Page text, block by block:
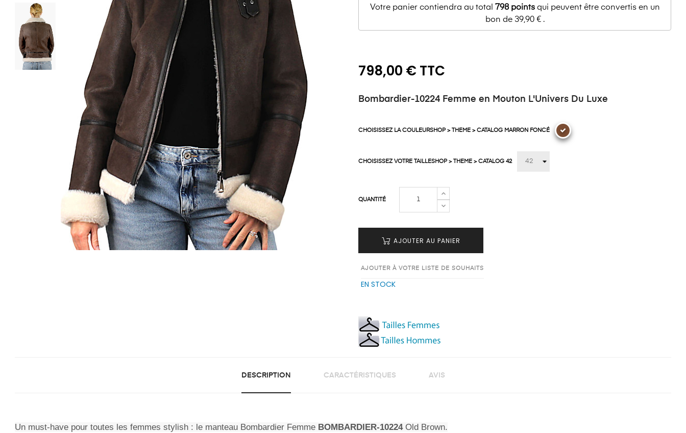
Votre panier contiendra au total
798pointsqui peuvent être convertis en un
bon de 39,90 €.
798,00 € TTC
Bombardier-10224 Femme en Mouton L'Univers Du Luxe
CHOISISSEZ LA COULEURSHOP > THEME > CATALOG MARRON FONCÉ
CHOISISSEZ VOTRE TAILLESHOP > THEME > CATALOG 42
QUANTITÉ
AJOUTER AU PANIER
AJOUTER À VOTRE LISTE DE SOUHAITS
EN STOCK
DESCRIPTION CARACTÉRISTIQUES AVIS
Un must-have pour toutes les femmes stylish : le manteau Bombardier Femme BOMBARDIER-10224Old Brown.